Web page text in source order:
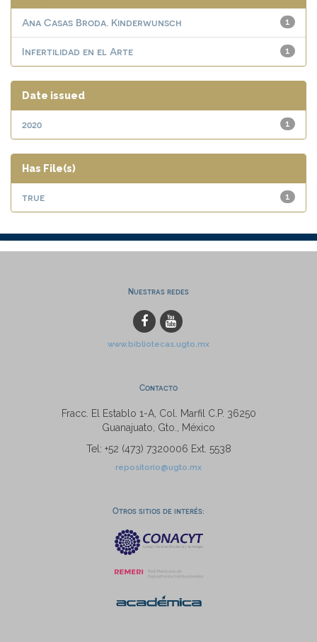
1
Ana Casas Broda. Kinderwunsch
1
Infertilidad en el Arte
Date issued
1
2020
Has File(s)
1
true
Nuestras redes
www.bibliotecas.ugto.mx
Contacto
Fracc. El Establo 1-A, Col. Marfil C.P. 36250
Guanajuato, Gto., México
Tel: +52 (473) 7320006 Ext. 5538
repositorio@ugto.mx
Otros sitios de interés: